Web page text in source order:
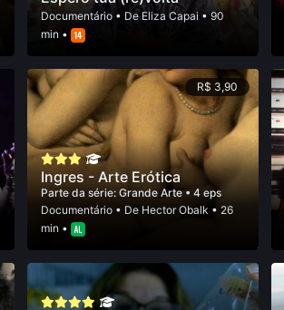
Documentário • De Eliza Capai • 90
min •
R$ 3,90
Ingres - Arte Erótica
Parte da série:Grande Arte • 4 eps
Documentário • De Hector Obalk • 26
min •